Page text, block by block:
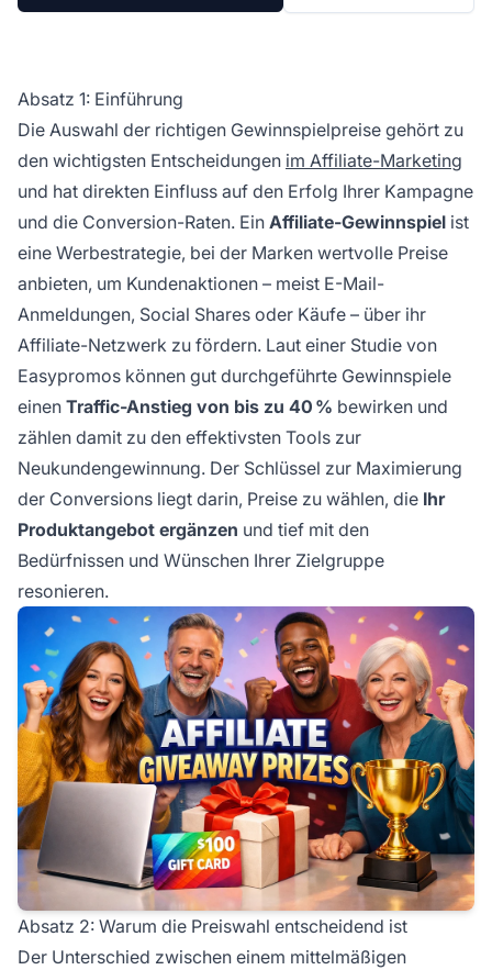
Absatz 1: Einführung
Die Auswahl der richtigen Gewinnspielpreise gehört zu
den wichtigsten Entscheidungen im Affiliate-Marketing
und hat direkten Einfluss auf den Erfolg Ihrer Kampagne
und die Conversion-Raten. Ein Affiliate-Gewinnspiel ist
eine Werbestrategie, bei der Marken wertvolle Preise
anbieten, um Kundenaktionen – meist E-Mail-
Anmeldungen, Social Shares oder Käufe – über ihr
Affiliate-Netzwerk zu fördern. Laut einer Studie von
Easypromos können gut durchgeführte Gewinnspiele
einen Traffic-Anstieg von bis zu 40 % bewirken und
zählen damit zu den effektivsten Tools zur
Neukundengewinnung. Der Schlüssel zur Maximierung
der Conversions liegt darin, Preise zu wählen, die Ihr
Produktangebot ergänzen und tief mit den
Bedürfnissen und Wünschen Ihrer Zielgruppe
resonieren.
Absatz 2: Warum die Preiswahl entscheidend ist
Der Unterschied zwischen einem mittelmäßigen